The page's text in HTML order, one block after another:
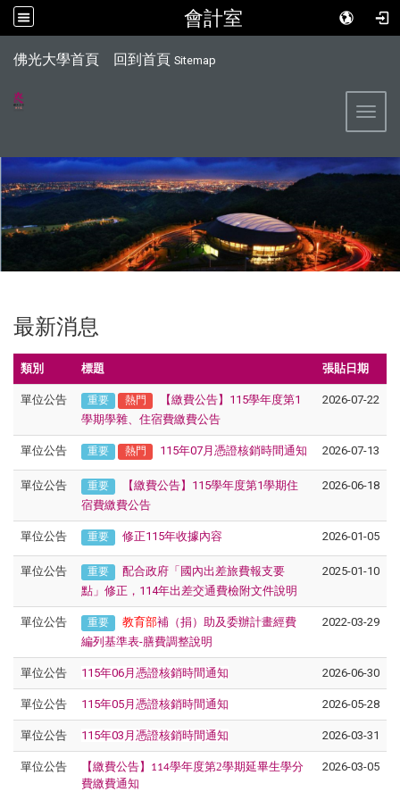
會計室
佛光大學首頁 回到首頁 Sitemap
最新消息
類別 標題 張貼日期
單位公告 重要 熱門
【繳費公告】115學年度第1
學期學雜、住宿費繳費公告
2026-07-22
單位公告 重要 熱門 115年07月憑證核銷時間通知 2026-07-13
單位公告 重要
【繳費公告】115學年度第1學期住
宿費繳費公告
2026-06-18
單位公告 重要 修正115年收據內容 2026-01-05
單位公告 重要
配合政府「國內出差旅費報支要
點」修正，114年出差交通費檢附文件說明
2025-01-10
單位公告 重要 教育部補（捐）助及委辦計畫經費
編列基準表-膳費調整說明
2022-03-29
單位公告 115年06月憑證核銷時間通知 2026-06-30
單位公告 115年05月憑證核銷時間通知 2026-05-28
單位公告 115年03月憑證核銷時間通知 2026-03-31
單位公告 【繳費公告】 114學年度第2學期延畢生學分
費繳費通知
2026-03-05